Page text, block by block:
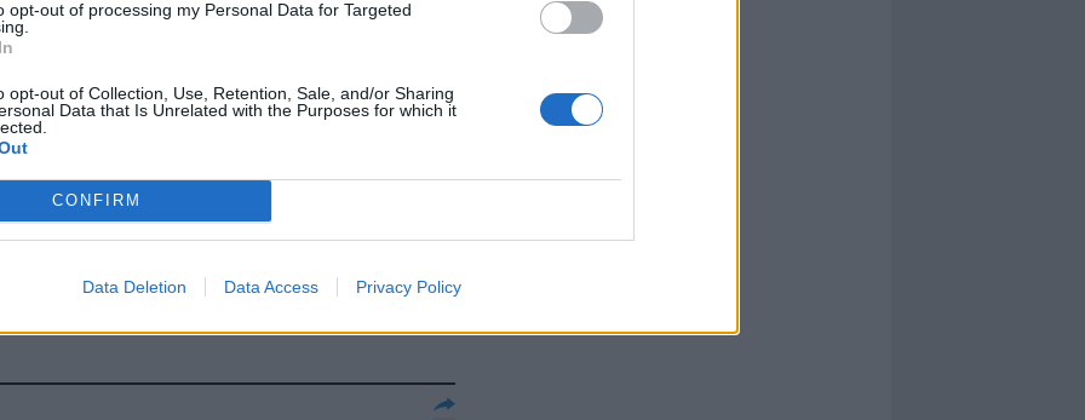
opt-out of processing my Personal Data for Targeted
opt-out of Collection, Use, Retention, Sale, and/or Sharing
Data that Is Unrelated with the Purposes for which it
CONFIRM
Data Deletion Data Access Privacy Policy
con le
il cervello
intensita
per